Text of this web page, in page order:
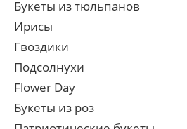
Букеты из тюльпанов
Ирисы
Гвоздики
Подсолнухи
Flower Day
Букеты из роз